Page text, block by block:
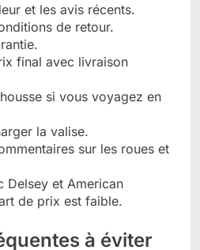
et les avis récents.
de retour.
final avec livraison
si vous voyagez en
la valise.
sur les roues et
Delsey et American
de prix est faible.
à éviter